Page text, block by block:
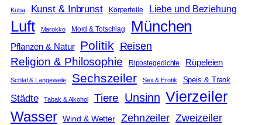
Kuba Kunst & Inbrunst Körperteile Liebe und Beziehung
Luft Marokko Mord & Totschlag München
Pflanzen & Natur Politik Reisen
Religion & Philosophie Ripostegedichte Rüpeleien
Schlaf & Langeweile Sechszeiler Sex & Erotik Speis & Trank
Städte Tabak & Alkohol Tiere Unsinn Vierzeiler
Wasser Wind & Wetter Zehnzeiler Zweizeiler